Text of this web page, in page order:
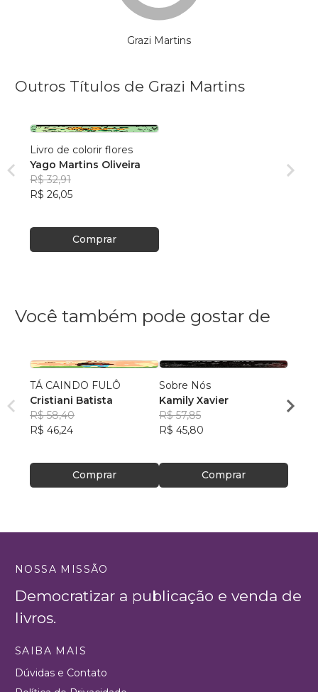
Grazi Martins
Outros Títulos de Grazi Martins
Livro de colorir flores
Yago Martins Oliveira
R$ 32,91
R$ 26,05
Comprar
Você também pode gostar de
TÁ CAINDO FULÔ
Cristiani Batista
R$ 58,40
R$ 46,24
Comprar
Sobre Nós
Kamily Xavier
R$ 57,85
R$ 45,80
Comprar
R$
NOSSA MISSÃO
Democratizar a publicação e venda de
livros.
SAIBA MAIS
Dúvidas e Contato